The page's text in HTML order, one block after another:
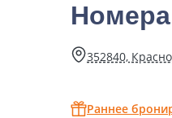
352840,
Раннее